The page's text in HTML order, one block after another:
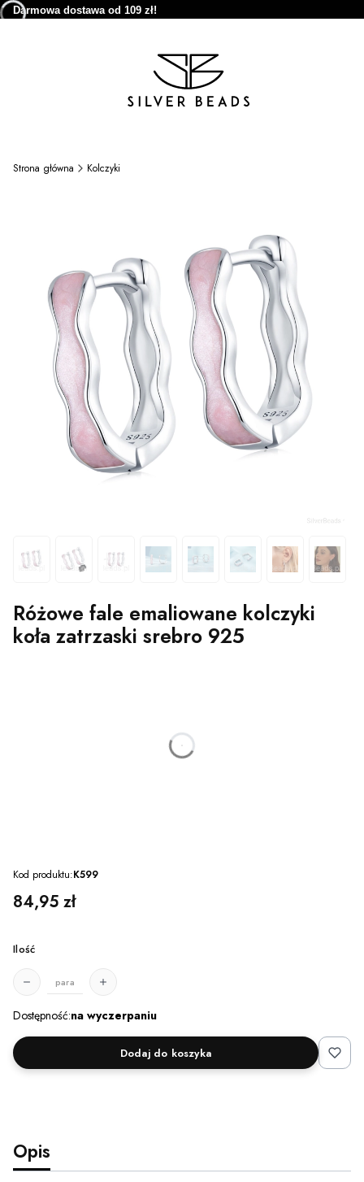
Darmowa dostawa od 109 zł!
Strona główna Kolczyki
Różowe fale emaliowane kolczyki
koła zatrzaski srebro 925
godzin
Kod produktu:K599
Cena
84,95 zł
Ilość
para
Dostępność:na wyczerpaniu
Dodaj do koszyka
Opis